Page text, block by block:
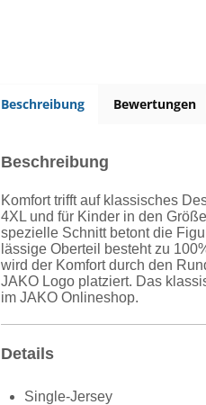
Beschreibung Bewertungen
Beschreibung
Komfort trifft auf klassisches
4XL und für Kinder in den
spezielle Schnitt betont die
lässige Oberteil besteht zu
wird der Komfort durch den
JAKO Logo platziert. Das
im JAKO Onlineshop.
Details
Single-Jersey